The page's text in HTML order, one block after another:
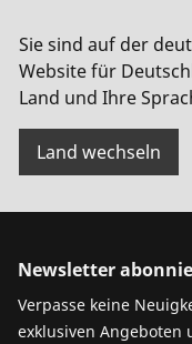
Verwendung
Sie sind auf der
Website für
Land und Ihre
Land wechseln
Newsletter
Verpasse keine
exklusiven Angeboten